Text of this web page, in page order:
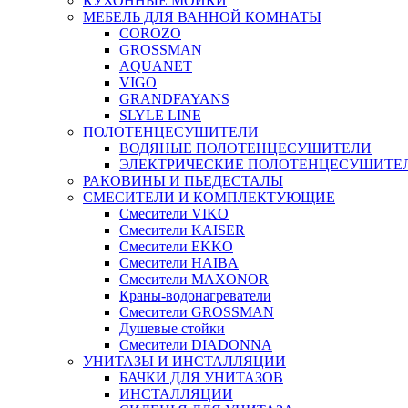
МЕБЕЛЬ ДЛЯ ВАННОЙ КОМНАТЫ
COROZO
GROSSMAN
AQUANET
VIGO
GRANDFAYANS
SLYLE LINE
ПОЛОТЕНЦЕСУШИТЕЛИ
ВОДЯНЫЕ ПОЛОТЕНЦЕСУШИТЕЛИ
ЭЛЕКТРИЧЕСКИЕ
РАКОВИНЫ И ПЬЕДЕСТАЛЫ
СМЕСИТЕЛИ И КОМПЛЕКТУЮЩИЕ
Смесители VIKO
Смесители KAISER
Смесители EKKO
Смесители HAIBA
Смесители MAXONOR
Краны-водонагреватели
Смесители GROSSMAN
Душевые стойки
Смесители DIADONNA
УНИТАЗЫ И ИНСТАЛЛЯЦИИ
БАЧКИ ДЛЯ УНИТАЗОВ
ИНСТАЛЛЯЦИИ